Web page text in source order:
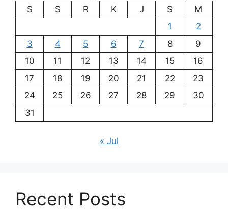
S
S R K J S
M
1
2
3
4 5 6 7 8
9
10
11 12 13 14 15
16
17
18 19 20 21 22
23
24
25 26 27 28 29
30
31
« Jul
Recent Posts